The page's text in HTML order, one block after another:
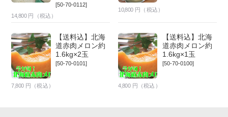
[50-70-0112]
14,800 円（税込）
10,800 円（税込）
【送料込】北海
道赤肉メロン約
1.6kg×2玉
[50-70-0101]
7,800 円（税込）
【送料込】北海
道赤肉メロン約
1.6kg×1玉
[50-70-0100]
4,800 円（税込）